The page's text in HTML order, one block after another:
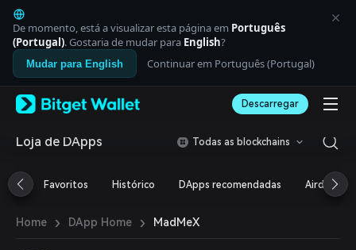
English
日本語
Tiếng Việt
Русский
Español (Latinoamérica)
Italiano
Deutsch
繁體中文
Português (Portugal)
ภาษาไทย
العربية
De momento, está a visualizar esta página em Português
(Portugal). Gostaria de mudar para English?
Mudar para English Continuar em Português (Portugal)
Descarregar
Loja de DApps Todas as blockchains
Favoritos Histórico DApps recomendadas Airdrop
Home › DApp Home › MadMeX